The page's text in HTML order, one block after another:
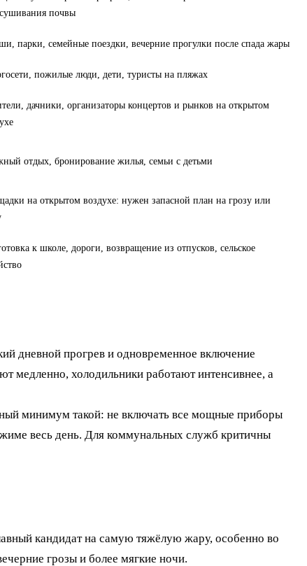
почвы
парки, семейные поездки, вечерние прогулки после спада жары
пожилые люди, дети, туристы на пляжах
дачники, организаторы концертов и рынков на открытом
отдых, бронирование жилья, семьи с детьми
на открытом воздухе: нужен запасной план на грозу или
к школе, дороги, возвращение из отпусков, сельское
дневной прогрев и одновременное включение
медленно, холодильники работают интенсивнее, а
минимум такой: не включать все мощные приборы
весь день. Для коммунальных служб критичны
кандидат на самую тяжёлую жару, особенно во
грозы и более мягкие ночи.